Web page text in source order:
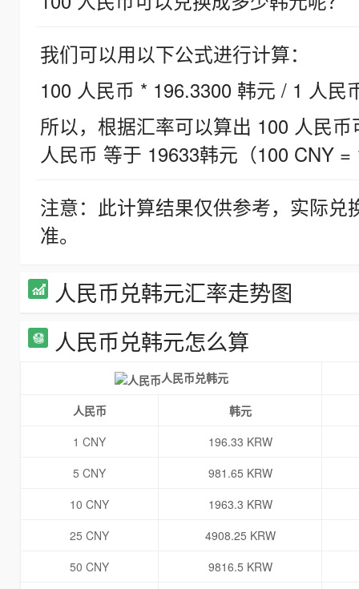
我们可以用以下公式进行计算：
100 人民币 * 196.3300 韩元 / 1 人民
所以，根据汇率可以算出 100 人民
人民币 等于 19633韩元（100 CNY =
注意：此计算结果仅供参考，实际
准。
人民币兑韩元汇率走势图
人民币兑韩元怎么算
人民币兑韩元
人民币
韩元
1 CNY
196.33 KRW
5 CNY
981.65 KRW
10 CNY
1963.3 KRW
25 CNY
4908.25 KRW
50 CNY
9816.5 KRW